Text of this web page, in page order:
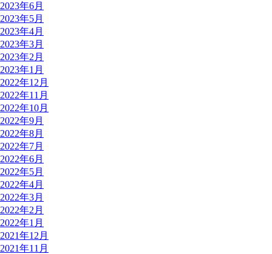
2023年6月
2023年5月
2023年4月
2023年3月
2023年2月
2023年1月
2022年12月
2022年11月
2022年10月
2022年9月
2022年8月
2022年7月
2022年6月
2022年5月
2022年4月
2022年3月
2022年2月
2022年1月
2021年12月
2021年11月